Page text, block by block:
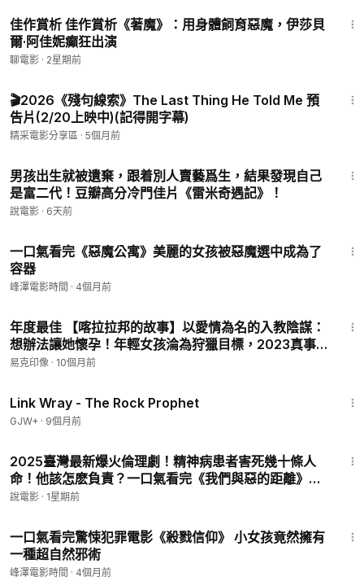
佳作賞析 佳作賞析《著魔》：用身體飼育惡魔，伊莎貝
爾·阿佳妮癲狂出演
聊電影 · 2星期前
🎬2026《殘句線索》The Last Thing He Told Me 預
告片(2/20上映中)(記得開字幕)
精采電影分享區 · 5個月前
男孩出生就被遺棄，跟着別人賣藝爲生，結果發現自己
是富二代！豆瓣高分冷門佳片《雷米奇遇記》！
說電影 · 6天前
一口氣看完《惡魔公寓》美麗的女孩被惡魔選中成為了
容器
峰澤電影時間 · 4個月前
年度最佳 【喀拉拉邦的故事】以愛情為名的入教陰謀：
想辦法讓她懷孕！年輕女孩淪為狩獵目標，2023真事
改編劇情片《喀拉拉的故事》
易克印像 · 10個月前
Link Wray - The Rock Prophet
GJW+ · 9個月前
2025臺灣最新爆火倫理劇！精神病患者害死幾十條人
命！他該怎麽負責？一口氣看完《我們與惡的距離》第
二季！
說電影 · 1星期前
一口氣看完驚悚犯罪電影《殺戮信仰》 小女孩竟然擁有
一種超自然邪術
峰澤電影時間 · 4個月前